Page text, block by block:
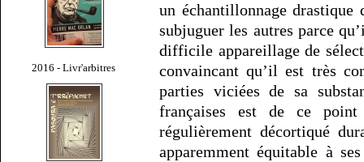
2016 - Livr'arbitres
un échantillonnage
subjuguer les autres parce
difficile appareillage de
convaincant qu’il est très
parties viciées de sa
françaises est de ce
régulièrement décortiqué
apparemment équitable à